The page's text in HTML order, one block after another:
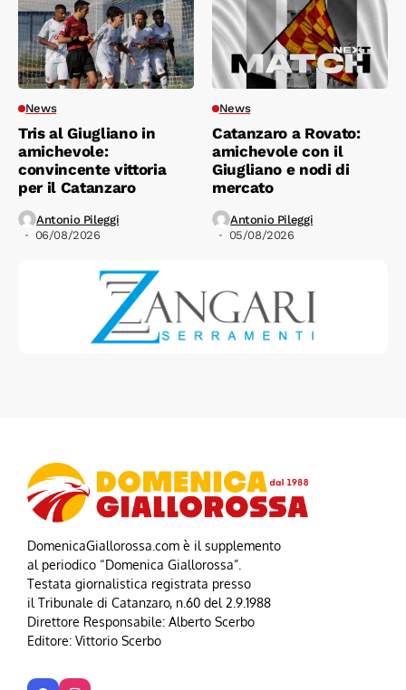
News
Tris al Giugliano in
amichevole:
convincente vittoria
per il Catanzaro
Antonio Pileggi
06/08/2026
News
Catanzaro a Rovato:
amichevole con il
Giugliano e nodi di
mercato
Antonio Pileggi
05/08/2026
DomenicaGiallorossa.com è il supplemento
al periodico “Domenica Giallorossa”.
Testata giornalistica registrata presso
il Tribunale di Catanzaro, n.60 del 2.9.1988
Direttore Responsabile: Alberto Scerbo
Editore: Vittorio Scerbo